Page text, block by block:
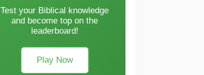
Test your Biblical knowledge
and become top on the
leaderboard!
Play Now